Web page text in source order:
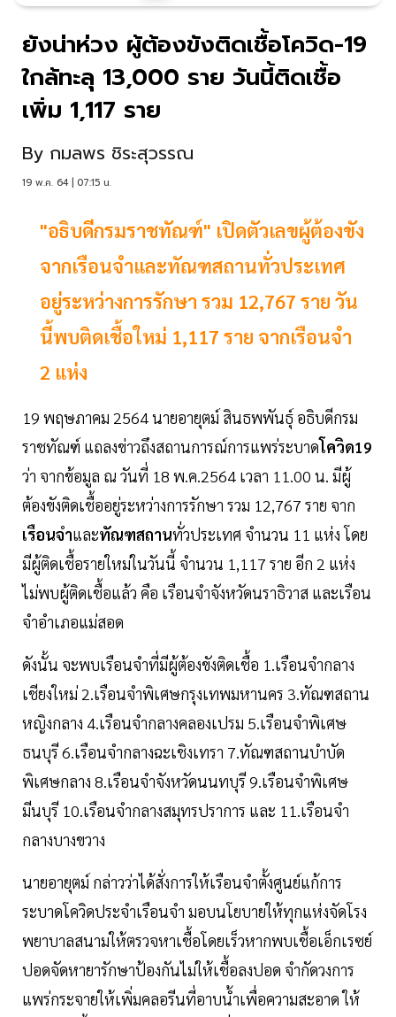
ยังน่าห่วง ผู้ต้องขังติดเชื้อโควิด-19
ใกล้ทะลุ 13,000 ราย วันนี้ติดเชื้อ
เพิ่ม 1,117 ราย
By กมลพร ชิระสุวรรณ
19 พ.ค. 64 | 07:15 น.
"อธิบดีกรมราชทัณฑ์" เปิดตัวเลขผู้ต้องขัง
จากเรือนจำและทัณฑสถานทั่วประเทศ
อยู่ระหว่างการรักษา รวม 12,767 ราย วัน
นี้พบติดเชื้อใหม่ 1,117 ราย จากเรือนจำ
2 แห่ง
19 พฤษภาคม 2564 นายอายุตม์ สินธพพันธุ์ อธิบดีกรม
ราชทัณฑ์ แถลงข่าวถึงสถานการณ์การแพร่ระบาดโควิด19
ว่า จากข้อมูล ณ วันที่ 18 พ.ค.2564 เวลา 11.00 น. มีผู้
ต้องขังติดเชื้ออยู่ระหว่างการรักษา รวม 12,767 ราย จาก
เรือนจำและทัณฑสถานทั่วประเทศ จำนวน 11 แห่ง โดย
มีผู้ติดเชื้อรายใหม่ในวันนี้ จำนวน 1,117 ราย อีก 2 แห่ง
ไม่พบผู้ติดเชื้อแล้ว คือ เรือนจำจังหวัดนราธิวาส และเรือน
จำอำเภอแม่สอด
ดังนั้น จะพบเรือนจำที่มีผู้ต้องขังติดเชื้อ 1.เรือนจำกลาง
เชียงใหม่ 2.เรือนจำพิเศษกรุงเทพมหานคร 3.ทัณฑสถาน
หญิงกลาง 4.เรือนจำกลางคลองเปรม 5.เรือนจำพิเศษ
ธนบุรี 6.เรือนจำกลางฉะเชิงเทรา 7.ทัณฑสถานบำบัด
พิเศษกลาง 8.เรือนจำจังหวัดนนทบุรี 9.เรือนจำพิเศษ
มีนบุรี 10.เรือนจำกลางสมุทรปราการ และ 11.เรือนจำ
กลางบางขวาง
นายอายุตม์ กล่าวว่าได้สั่งการให้เรือนจำตั้งศูนย์แก้การ
ระบาดโควิดประจำเรือนจำ มอบนโยบายให้ทุกแห่งจัดโรง
พยาบาลสนามให้ตรวจหาเชื้อโดยเร็วหากพบเชื้อเอ็กเรซย์
ปอดจัดหายารักษาป้องกันไม่ให้เชื้อลงปอด จำกัดวงการ
แพร่กระจายให้เพิ่มคลอรีนที่อาบน้ำเพื่อความสะอาด ให้